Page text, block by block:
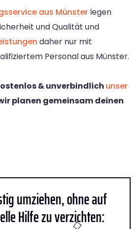
aus Münster legen
und Qualität und
daher nur mit
Personal aus Münster.
& unverbindlich unser
planen gemeinsam deinen
umziehen, ohne auf
Hilfe zu verzichten: